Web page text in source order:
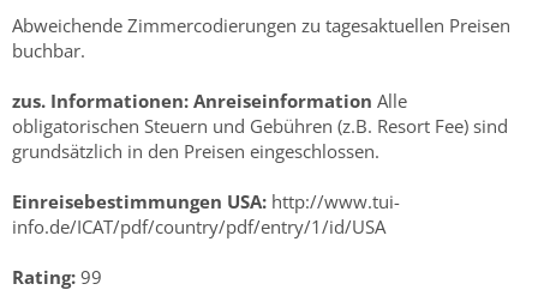
Abweichende Zimmercodierungen zu tagesaktuellen Preisen
buchbar.
zus. Informationen: Anreiseinformation Alle
obligatorischen Steuern und Gebühren (z.B. Resort Fee) sind
grundsätzlich in den Preisen eingeschlossen.
Einreisebestimmungen USA: http://www.tui-
info.de/ICAT/pdf/country/pdf/entry/1/id/USA
Rating: 99